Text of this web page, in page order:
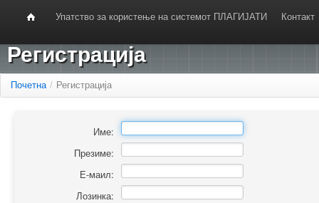
Упатство за користење на системот ПЛАГИЈАТИ Контакт
Регистрација
Почетна / Регистрација
Име:
Презиме:
Е-маил:
Лозинка: